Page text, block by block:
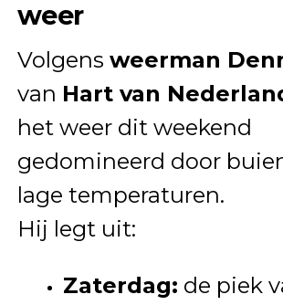
weer
Volgens weerman
van Hart van
het weer dit weekend
gedomineerd door
lage temperaturen.
Hij legt uit:
Zaterdag: de piek